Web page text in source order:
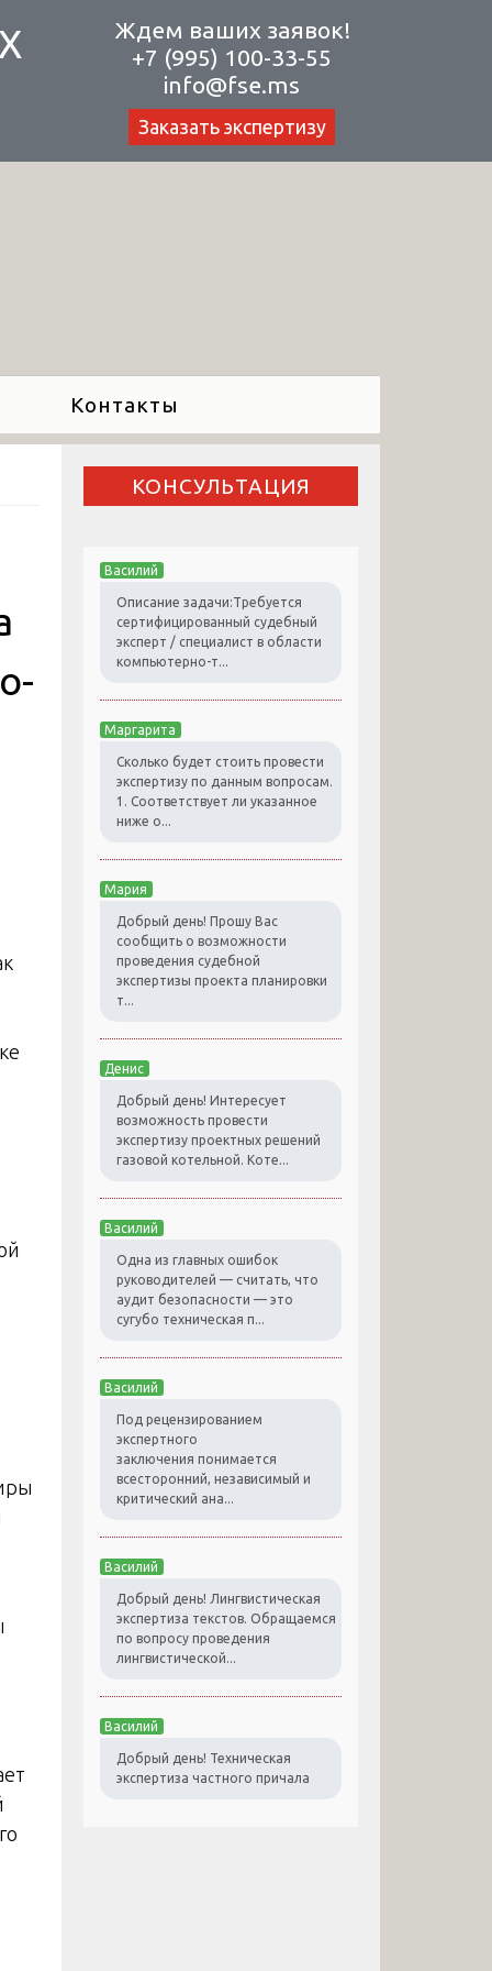
Ждем ваших заявок!
+7 (995) 100-33-55
info@fse.ms
Заказать экспертизу
Контакты
КОНСУЛЬТАЦИЯ
Василий
Описание задачи:Требуется
сертифицированный судебный
эксперт / специалист в области
компьютерно-т...
Маргарита
Сколько будет стоить провести
экспертизу по данным вопросам.
1. Соответствует ли указанное
ниже о...
Мария
Добрый день! Прошу Вас
сообщить о возможности
проведения судебной
экспертизы проекта планировки
т...
Денис
Добрый день! Интересует
возможность провести
экспертизу проектных решений
газовой котельной. Коте...
Василий
Одна из главных ошибок
руководителей — считать, что
аудит безопасности — это
сугубо техническая п...
Василий
Под рецензированием
экспертного
заключения понимается
всесторонний, независимый и
критический ана...
Василий
Добрый день! Лингвистическая
экспертиза текстов. Обращаемся
по вопросу проведения
лингвистической...
Василий
Добрый день! Техническая
экспертиза частного причала